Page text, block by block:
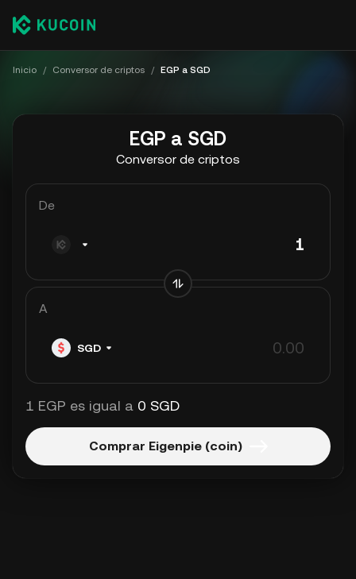
Inicio / Conversor de criptos / EGP a SGD
EGP a SGD
Conversor de criptos
De
A
SGD
1 EGP es igual a 0 SGD
Comprar Eigenpie (coin)